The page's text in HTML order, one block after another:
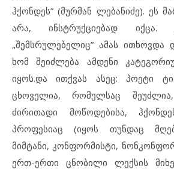
ჰქონდეს” (მურმან ლებანიძე). ეს
არა, ინსტრუქციებად იქცა.
„შემსრულებელიც” ამას ითხოვდა
ხომ შეიძლება ამდენი
იყოს.და ითქვას ასეც: პოეტი
ცხოველია, რომელსაც
ძირითადი მოწოდებისა,
პროფესიაც (იყოს თუნდაც
მიმტანი, კონფორმისტი,
ერთ-ერთი ცნობილი ლექსის